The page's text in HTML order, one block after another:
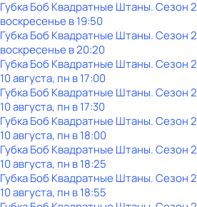
Губка Боб Квадратные Штаны. Сезон 2
воскресенье в19:50
Губка Боб Квадратные Штаны. Сезон 2
воскресенье в20:20
Губка Боб Квадратные Штаны. Сезон 2
10 августа, пн в 17:00
Губка Боб Квадратные Штаны. Сезон 2
10 августа, пн в 17:30
Губка Боб Квадратные Штаны. Сезон 2
10 августа, пн в 18:00
Губка Боб Квадратные Штаны. Сезон 2
10 августа, пн в 18:25
Губка Боб Квадратные Штаны. Сезон 2
10 августа, пн в 18:55